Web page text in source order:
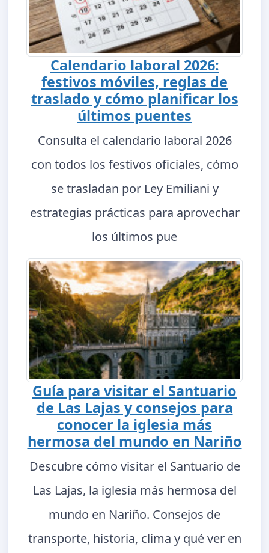
Calendario laboral 2026:
festivos móviles, reglas de
traslado y cómo planificar los
últimos puentes
Consulta el calendario laboral 2026
con todos los festivos oficiales, cómo
se trasladan por Ley Emiliani y
estrategias prácticas para aprovechar
los últimos pue
Guía para visitar el Santuario
de Las Lajas y consejos para
conocer la iglesia más
hermosa del mundo en Nariño
Descubre cómo visitar el Santuario de
Las Lajas, la iglesia más hermosa del
mundo en Nariño. Consejos de
transporte, historia, clima y qué ver en